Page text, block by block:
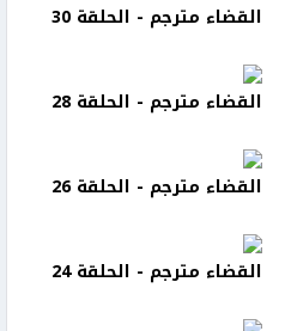
القضاء مترجم - الحلقة 30
القضاء مترجم - الحلقة 28
القضاء مترجم - الحلقة 26
القضاء مترجم - الحلقة 24